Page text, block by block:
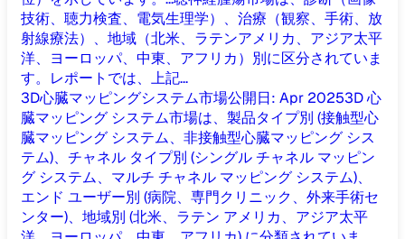
技術、聴力検査、電気生理学）、治療（観察、手術、放
射線療法）、地域（北米、ラテンアメリカ、アジア太平
洋、ヨーロッパ、中東、アフリカ）別に区分されていま
す。レポートでは、上記...
3D心臓マッピングシステム市場公開日: Apr 20253D 心
臓マッピング システム市場は、製品タイプ別 (接触型心
臓マッピング システム、非接触型心臓マッピング シス
テム)、チャネル タイプ別 (シングル チャネル マッピン
グ システム、マルチ チャネル マッピング システム)、
エンド ユーザー別 (病院、専門クリニック、外来手術セ
ンター)、地域別 (北米、ラテン アメリカ、アジア太平